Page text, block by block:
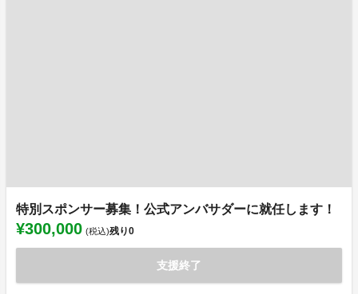
特別スポンサー募集！公式アンバサダーに就任します！
¥300,000 (税込)残り0
支援終了